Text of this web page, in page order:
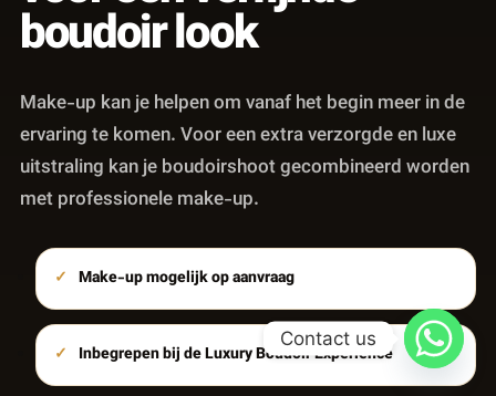
boudoir look
Make-up kan je helpen om vanaf het begin meer in de
ervaring te komen. Voor een extra verzorgde en luxe
uitstraling kan je boudoirshoot gecombineerd worden
met professionele make-up.
Make-up mogelijk op aanvraag
Inbegrepen bij de Luxury Boudoir Experience
Contact us